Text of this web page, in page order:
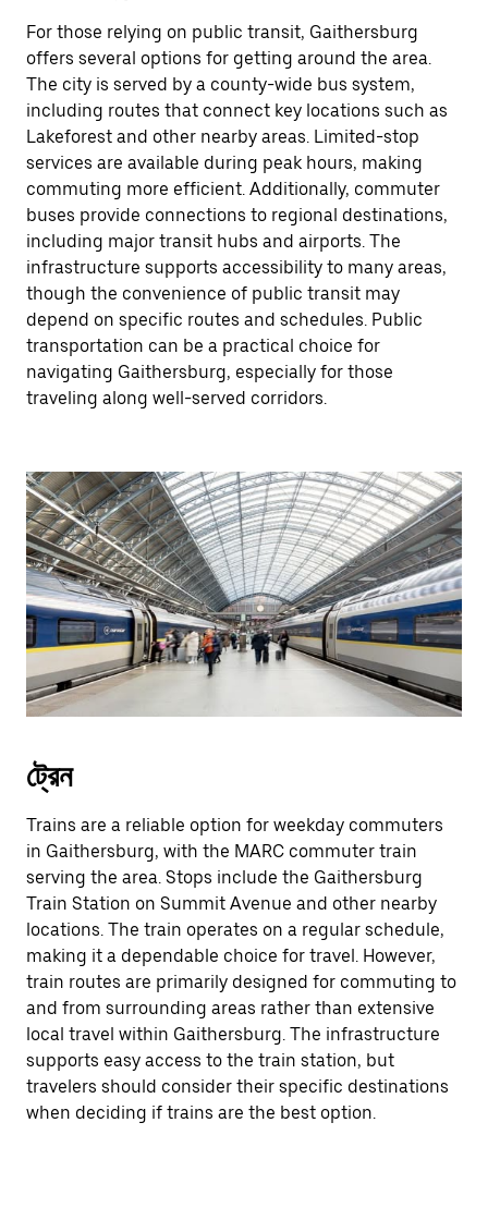
For those relying on public transit, Gaithersburg
offers several options for getting around the area.
The city is served by a county-wide bus system,
including routes that connect key locations such as
Lakeforest and other nearby areas. Limited-stop
services are available during peak hours, making
commuting more efficient. Additionally, commuter
buses provide connections to regional destinations,
including major transit hubs and airports. The
infrastructure supports accessibility to many areas,
though the convenience of public transit may
depend on specific routes and schedules. Public
transportation can be a practical choice for
navigating Gaithersburg, especially for those
traveling along well-served corridors.
ট্রেন
Trains are a reliable option for weekday commuters
in Gaithersburg, with the MARC commuter train
serving the area. Stops include the Gaithersburg
Train Station on Summit Avenue and other nearby
locations. The train operates on a regular schedule,
making it a dependable choice for travel. However,
train routes are primarily designed for commuting to
and from surrounding areas rather than extensive
local travel within Gaithersburg. The infrastructure
supports easy access to the train station, but
travelers should consider their specific destinations
when deciding if trains are the best option.